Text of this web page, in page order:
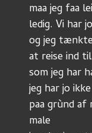
maa jeg faa
ledig. Vi har
og jeg
at reise ind
som jeg har
jeg har jo
paa grùnd af
male